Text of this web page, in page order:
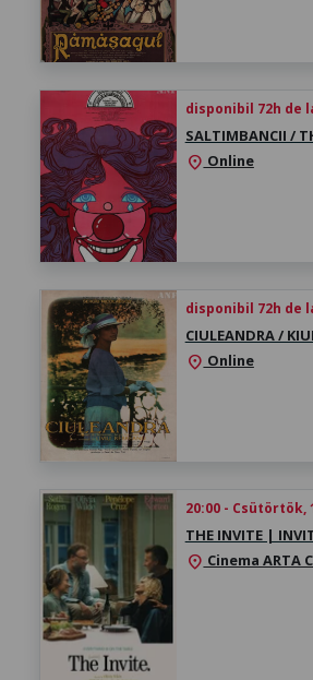
disponibil 72h de
SALTIMBANCII /
location_on Online
disponibil 72h de
CIULEANDRA /
location_on Online
20:00 - Csütörtök,
THE INVITE |
location_on Cinema ARTA